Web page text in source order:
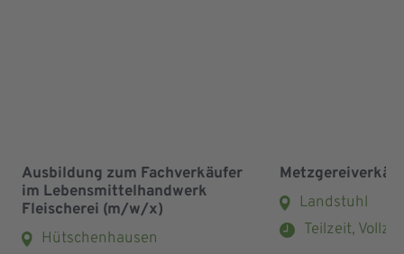
Ausbildung zum Fachverkäufer
im Lebensmittelhandwerk
Fleischerei (m/w/x)
Hütschenhausen
Landstuhl
Teilzeit,